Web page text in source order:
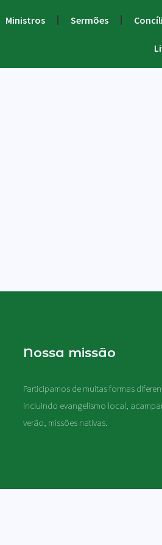
Ministros Sermões
Nossa missão
Participamos de muitas formas
incluindo evangelismo local,
verão, missões nativas.